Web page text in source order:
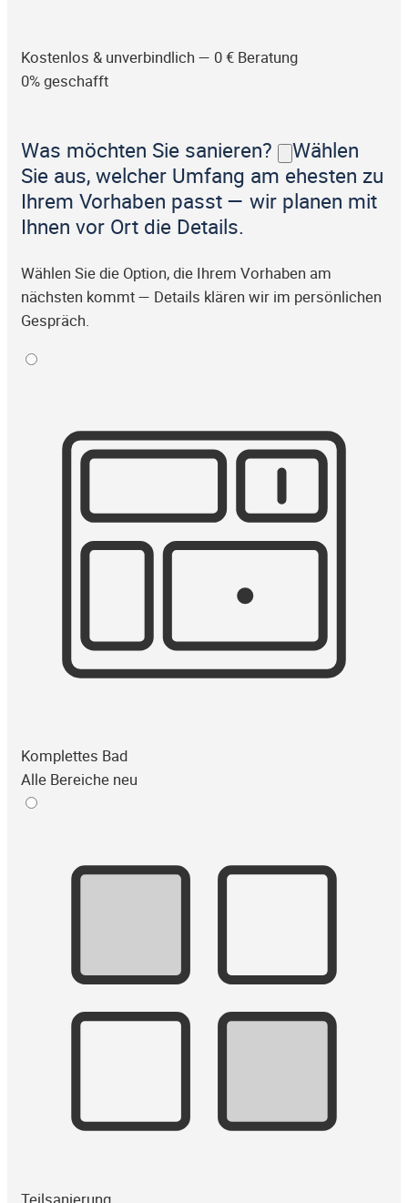
Kostenlos & unverbindlich — 0 € Beratung
0% geschafft
Was möchten Sie sanieren?
Wählen
Sie aus, welcher Umfang am ehesten zu
Ihrem Vorhaben passt — wir planen mit
Ihnen vor Ort die Details.
Wählen Sie die Option, die Ihrem Vorhaben am
nächsten kommt — Details klären wir im persönlichen
Gespräch.
Komplettes Bad
Alle Bereiche neu